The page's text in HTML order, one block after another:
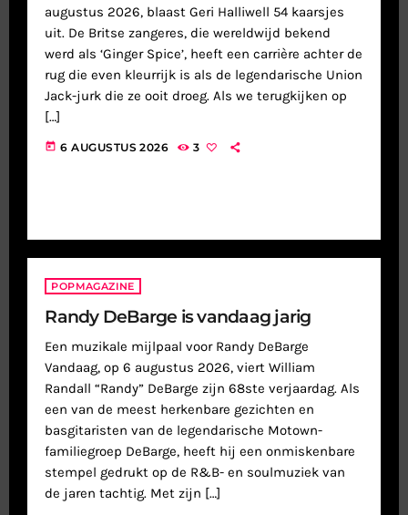
augustus 2026, blaast Geri Halliwell 54 kaarsjes
uit. De Britse zangeres, die wereldwijd bekend
werd als ‘Ginger Spice’, heeft een carrière achter de
rug die even kleurrijk is als de legendarische Union
Jack-jurk die ze ooit droeg. Als we terugkijken op
[…]
today 6 AUGUSTUS 2026 3
POPMAGAZINE
Randy DeBarge is vandaag jarig
Een muzikale mijlpaal voor Randy DeBarge
Vandaag, op 6 augustus 2026, viert William
Randall “Randy” DeBarge zijn 68ste verjaardag. Als
een van de meest herkenbare gezichten en
basgitaristen van de legendarische Motown-
familiegroep DeBarge, heeft hij een onmiskenbare
stempel gedrukt op de R&B- en soulmuziek van
de jaren tachtig. Met zijn […]